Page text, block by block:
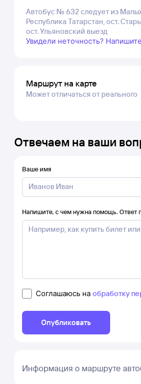
Автобус № 632 следует из
Республика Татарстан, ост.
ост. Ульяновский выезд
Увидели неточность?
Маршрут на карте
Может отличаться от реального
Отвечаем на ваши
Ваше имя
Напишите, с чем нужна помощь. Ответ
Соглашаюсь на обработку
Опубликовать
Информация о маршруте